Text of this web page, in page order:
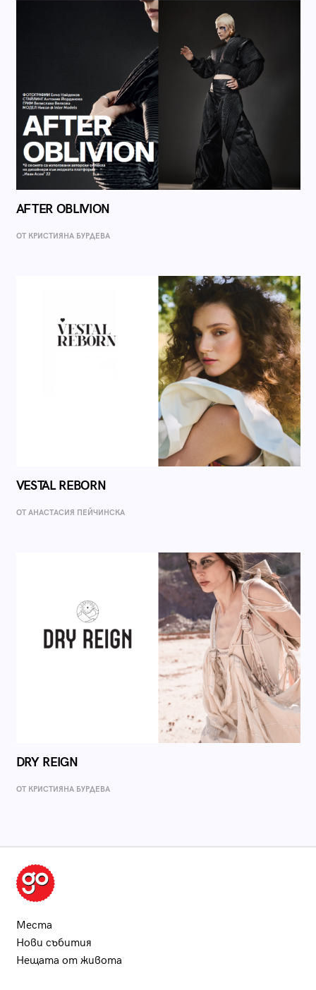
AFTER OBLIVION
ОТ КРИСТИЯНА БУРДЕВА
VESTAL REBORN
ОТ AНАСТАСИЯ ПЕЙЧИНСКА
DRY REIGN
ОТ КРИСТИЯНА БУРДЕВА
Места
Нови събития
Нещата от живота